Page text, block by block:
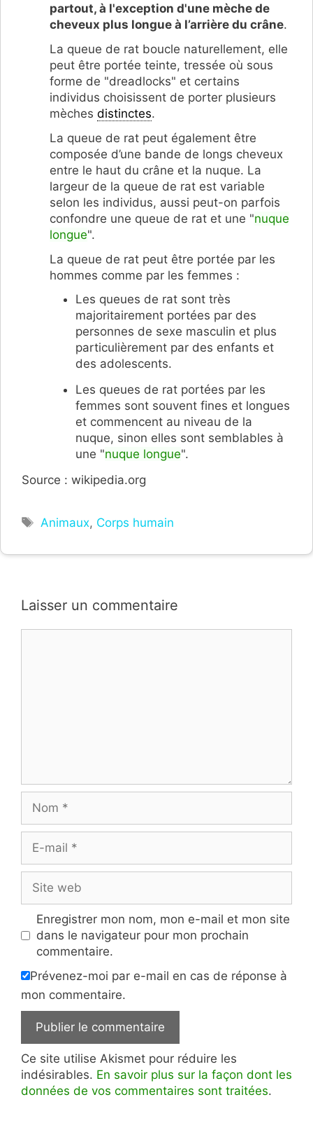
partout, à l'exception d'une mèche de
cheveux plus longue à l’arrière du crâne.
La queue de rat boucle naturellement, elle
peut être portée teinte, tressée où sous
forme de "dreadlocks" et certains
individus choisissent de porter plusieurs
mèches distinctes.
La queue de rat peut également être
composée d’une bande de longs cheveux
entre le haut du crâne et la nuque. La
largeur de la queue de rat est variable
selon les individus, aussi peut-on parfois
confondre une queue de rat et une "nuque
longue".
La queue de rat peut être portée par les
hommes comme par les femmes :
Les queues de rat sont très
majoritairement portées par des
personnes de sexe masculin et plus
particulièrement par des enfants et
des adolescents.
Les queues de rat portées par les
femmes sont souvent fines et longues
et commencent au niveau de la
nuque, sinon elles sont semblables à
une "nuque longue".
Source : wikipedia.org
Étiquettes
Animaux, Corps humain
Laisser un commentaire
mail
web
Enregistrer mon nom, mon e-mail et mon site
dans le navigateur pour mon prochain
commentaire.
Prévenez-moi par e-mail en cas de réponse à
mon commentaire.
Ce site utilise Akismet pour réduire les
indésirables. En savoir plus sur la façon dont les
données de vos commentaires sont traitées.